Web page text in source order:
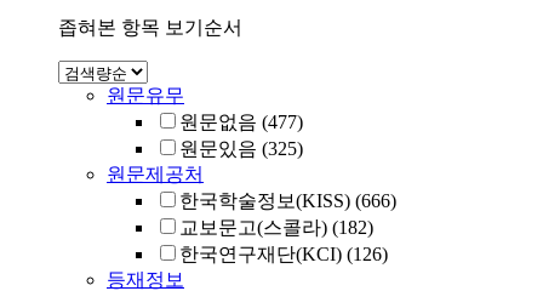
좁혀본 항목 보기순서
원문유무
원문없음 (477)
원문있음 (325)
원문제공처
한국학술정보(KISS) (666)
교보문고(스콜라) (182)
한국연구재단(KCI) (126)
등재정보